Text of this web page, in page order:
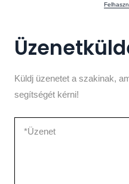
Küldj üzenetet a szakinak,
segítségét kérni!